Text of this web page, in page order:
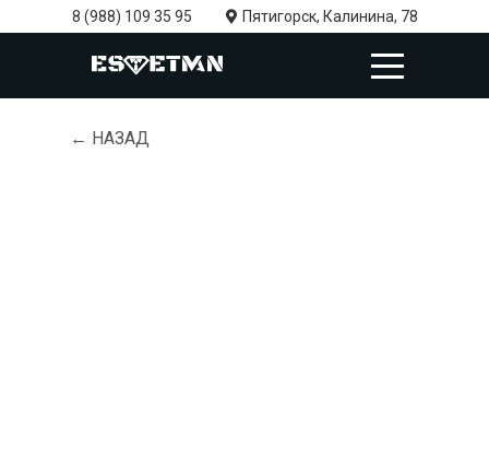
8 (988) 109 35 95 Пятигорск, Калинина, 78
← НАЗАД